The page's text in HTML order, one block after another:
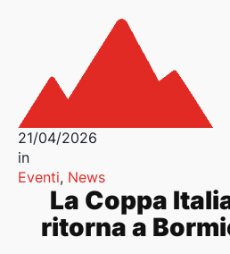
21/04/2026
in
Eventi, News
La Coppa
ritorna a